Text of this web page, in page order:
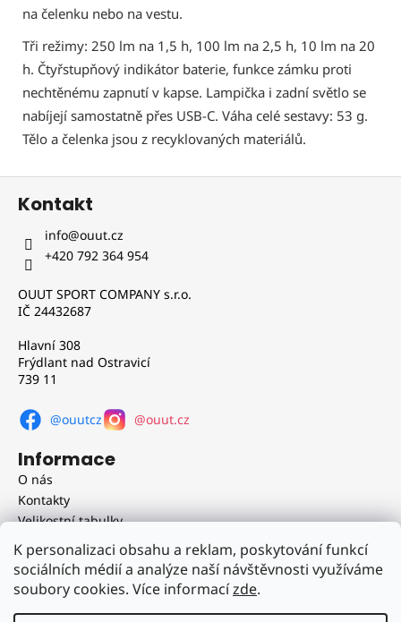
K personalizaci obsahu a reklam, poskytování funkcí
sociálních médií a analýze naší návštěvnosti využíváme
soubory cookies. Více informacízde.
na čelenku nebo na vestu.
Tři režimy: 250 lm na 1,5 h, 100 lm na 2,5 h, 10 lm na 20
h. Čtyřstupňový indikátor baterie, funkce zámku proti
nechtěnému zapnutí v kapse. Lampička i zadní světlo se
nabíjejí samostatně přes USB-C. Váha celé sestavy: 53 g.
Tělo a čelenka jsou z recyklovaných materiálů.
Z
Kontakt
info@ouut.cz
+420 792 364 954
OUUT SPORT COMPANY s.r.o.
IČ 24432687
Hlavní 308
Frýdlant nad Ostravicí
739 11
@ouutcz @ouut.cz
Informace
O nás
Kontakty
Velikostní tabulky
Obchodní podmínky
Doprava a platba
Reklamační řád
Podmínky ochrany osobních údajů